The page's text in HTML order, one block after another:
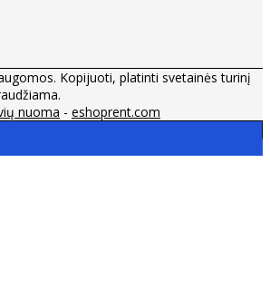
Kopijuoti, platinti svetainės turinį
nuoma - eshoprent.com